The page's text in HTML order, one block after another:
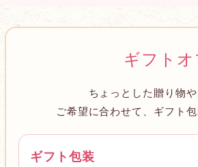
ギフト
ちょっとした贈り物
ご希望に合わせて、ギフト
ギフト包装